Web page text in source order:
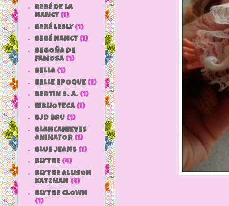
BEBÉ DE LA
NANCY (1)
BEBÉ LESLY (1)
BEBÉ NANCY (1)
BEGOÑA DE
FAMOSA (1)
BELLA (1)
BELLE EPOQUE (1)
BERTIN S. A. (1)
BIBLIOTECA (1)
BJD BRU (1)
BLANCANIEVES
ANIMATOR (1)
BLUE JEANS (1)
BLYTHE (4)
BLYTHE ALLISON
KATZMAN (4)
BLYTHE CLOWN
(1)